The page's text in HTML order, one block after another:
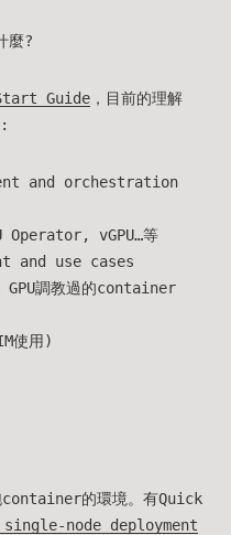
麼?
Guide ，目前的理解
and orchestration
Operator, vGPU…等
and use cases
GPU調教過的container
使用)
container的環境。有Quick
node deployment